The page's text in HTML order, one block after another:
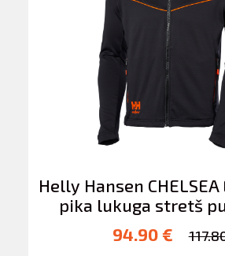
Helly Hansen CHELSEA
pika lukuga stretš
94.90 €